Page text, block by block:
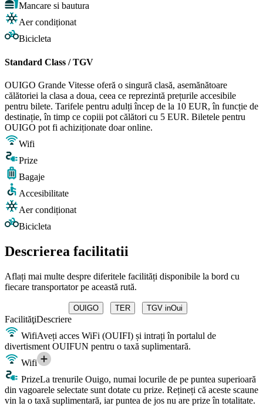
Mancare si bautura
Aer condiționat
Bicicleta
Standard Class / TGV
OUIGO Grande Vitesse oferă o singură clasă, asemănătoare
călătoriei la clasa a doua, ceea ce reprezintă prețurile accesibile
pentru bilete. Tarifele pentru adulți încep de la 10 EUR, în funcție de
destinație, în timp ce copiii pot călători cu 5 EUR. Biletele pentru
OUIGO pot fi achiziționate doar online.
Wifi
Prize
Bagaje
Accesibilitate
Aer condiționat
Bicicleta
Descrierea facilitatii
Aflați mai multe despre diferitele facilități disponibile la bord cu
fiecare transportator pe această rută.
OUIGO TER TGV inOui
FacilităţiDescriere
WifiAveți acces WiFi (OUIFI) și intrați în portalul de
divertisment OUIFUN pentru o taxă suplimentară.
Wifi
PrizeLa trenurile Ouigo, numai locurile de pe puntea superioară
din vagoarele selectate sunt dotate cu prize. Rețineți că aceste scaune
vin la o taxă suplimentară, iar puntea de jos nu are prize în totalitate.